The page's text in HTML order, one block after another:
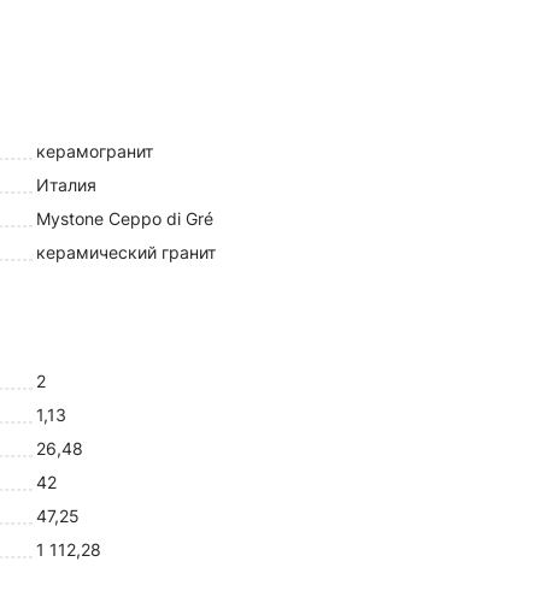
керамогранит
Италия
Mystone Ceppo di Gré
керамический гранит
2
1,13
26,48
42
47,25
1 112,28